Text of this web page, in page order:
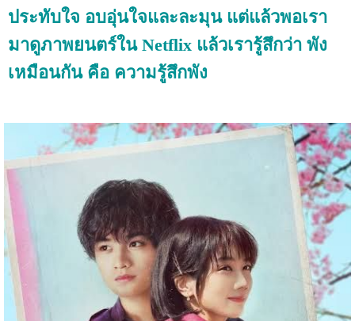
ประทับใจ อบอุ่นใจและละมุน แต่แล้วพอเรา
มาดูภาพยนตร์ใน Netflix แล้วเรารู้สึกว่า พัง
เหมือนกัน คือ ความรู้สึกพัง